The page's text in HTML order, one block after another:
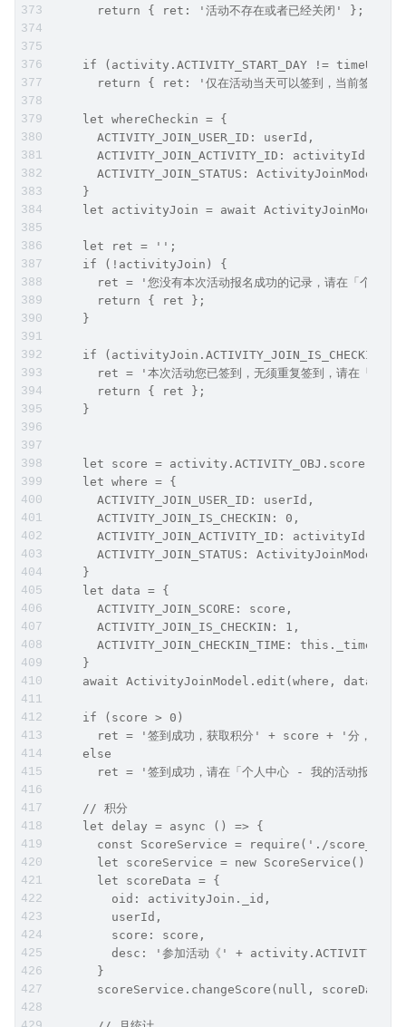
      return { ret: '活动不存在或者已经关闭' };
if (activity.ACTIVITY_START_DAY !=
return { ret: '仅在活动当天可以签到，当前签到
    let whereCheckin = {
      ACTIVITY_JOIN_USER_ID: userId,
      ACTIVITY_JOIN_ACTIVITY_ID: activityId,
ACTIVITY_JOIN_STATUS:
    }
let activityJoin = await
    let ret = '';
    if (!activityJoin) {
ret = '您没有本次活动报名成功的记录，请在「个人中
      return { ret };
    }
if (activityJoin.ACTIVITY_JOIN_IS_CHECKIN ==
ret = '本次活动您已签到，无须重复签到，请在「个人
      return { ret };
    }
    let score = activity.ACTIVITY_OBJ.score;
    let where = {
      ACTIVITY_JOIN_USER_ID: userId,
      ACTIVITY_JOIN_IS_CHECKIN: 0,
      ACTIVITY_JOIN_ACTIVITY_ID: activityId,
ACTIVITY_JOIN_STATUS:
    }
    let data = {
      ACTIVITY_JOIN_SCORE: score,
      ACTIVITY_JOIN_IS_CHECKIN: 1,
ACTIVITY_JOIN_CHECKIN_TIME:
    }
    await ActivityJoinModel.edit(where, data);
    if (score > 0)
ret = '签到成功，获取积分' + score + '分，请在「
    else
ret = '签到成功，请在「个人中心 - 我的活动报名」
    // 积分
    let delay = async () => {
const ScoreService = require('./
      let scoreService = new ScoreService();
      let scoreData = {
        oid: activityJoin._id,
        userId,
        score: score,
desc: '参加活动《' +
      }
      scoreService.changeScore(null, scoreData);